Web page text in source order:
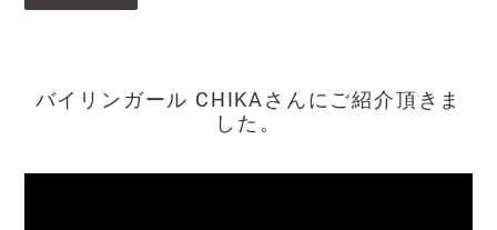
バイリンガール CHIKAさんにご紹介頂きま
した。